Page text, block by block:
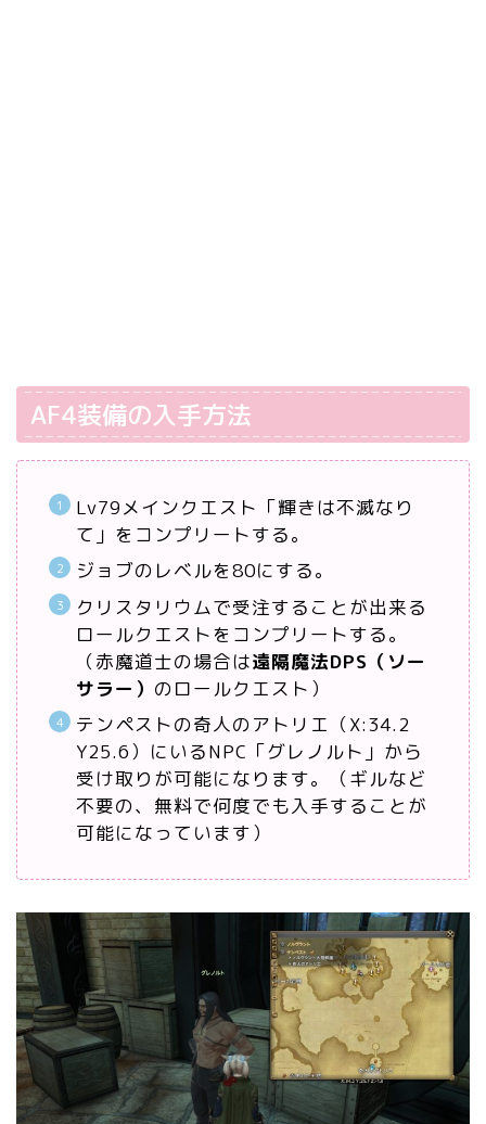
AF4装備の入手方法
Lv79メインクエスト「輝きは不滅なり
て」をコンプリートする。
ジョブのレベルを80にする。
クリスタリウムで受注することが出来る
ロールクエストをコンプリートする。
（赤魔道士の場合は遠隔魔法DPS（ソー
サラー） のロールクエスト）
テンペストの奇人のアトリエ（X:34.2
Y25.6）にいるNPC「グレノルト」から
受け取りが可能になります。（ギルなど
不要の、無料で何度でも入手することが
可能になっています）